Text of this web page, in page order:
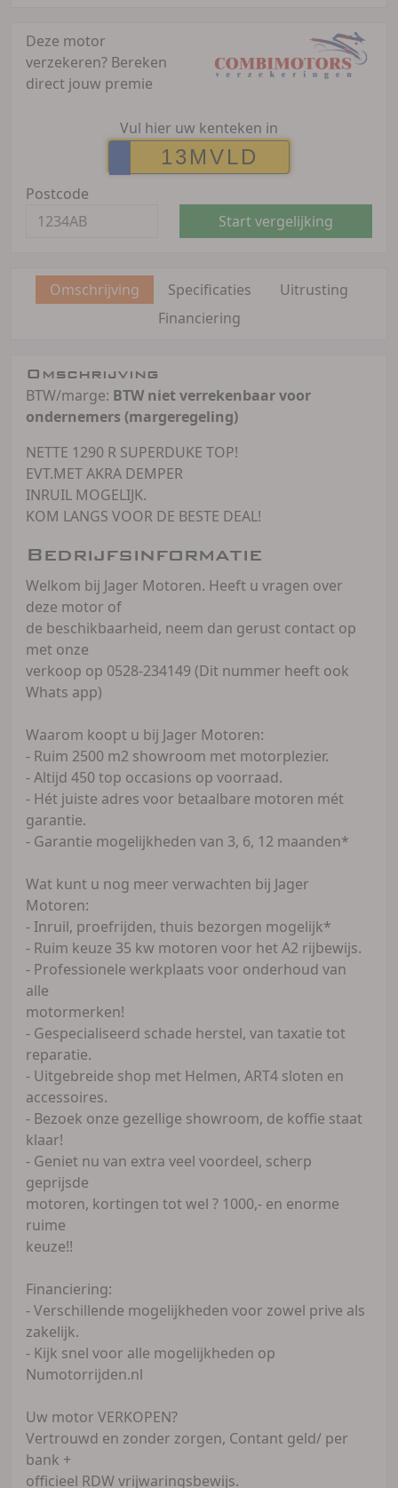
Deze motor
verzekeren? Bereken
direct jouw premie
Vul hier uw kenteken in
Postcode
Start vergelijking
Omschrijving Specificaties
Uitrusting
Financiering
Omschrijving
BTW/marge: BTW niet verrekenbaar voor
ondernemers (margeregeling)
NETTE 1290 R SUPERDUKE TOP!
EVT.MET AKRA DEMPER
INRUIL MOGELIJK.
KOM LANGS VOOR DE BESTE DEAL!
Bedrijfsinformatie
Welkom bij Jager Motoren. Heeft u vragen over
deze motor of
de beschikbaarheid, neem dan gerust contact op
met onze
verkoop op 0528-234149 (Dit nummer heeft ook
Whats app)
Waarom koopt u bij Jager Motoren:
- Ruim 2500 m2 showroom met motorplezier.
- Altijd 450 top occasions op voorraad.
- Hét juiste adres voor betaalbare motoren mét
garantie.
- Garantie mogelijkheden van 3, 6, 12 maanden*
Wat kunt u nog meer verwachten bij Jager
Motoren:
- Inruil, proefrijden, thuis bezorgen mogelijk*
- Ruim keuze 35 kw motoren voor het A2 rijbewijs.
- Professionele werkplaats voor onderhoud van
alle
motormerken!
- Gespecialiseerd schade herstel, van taxatie tot
reparatie.
- Uitgebreide shop met Helmen, ART4 sloten en
accessoires.
- Bezoek onze gezellige showroom, de koffie staat
klaar!
- Geniet nu van extra veel voordeel, scherp
geprijsde
motoren, kortingen tot wel ? 1000,- en enorme
ruime
keuze!!
Financiering:
- Verschillende mogelijkheden voor zowel prive als
zakelijk.
- Kijk snel voor alle mogelijkheden op
Numotorrijden.nl
Uw motor VERKOPEN?
Vertrouwd en zonder zorgen, Contant geld/ per
bank +
officieel RDW vrijwaringsbewijs.